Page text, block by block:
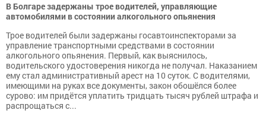
В Болгаре задержаны трое водителей, управляющие
автомобилями в состоянии алкогольного опьянения
Трое водителей были задержаны госавтоинспекторами за
управление транспортными средствами в состоянии
алкогольного опьянения. Первый, как выяснилось,
водительского удостоверения никогда не получал. Наказанием
ему стал административный арест на 10 суток. С водителями,
имеющими на руках все документы, закон обошёлся более
сурово: им придётся уплатить тридцать тысяч рублей штрафа и
распрощаться с...